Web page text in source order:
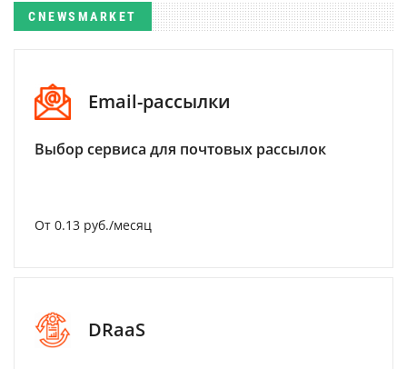
CNEWSMARKET
Email-рассылки
Выбор сервиса для почтовых рассылок
От 0.13 руб./месяц
DRaaS